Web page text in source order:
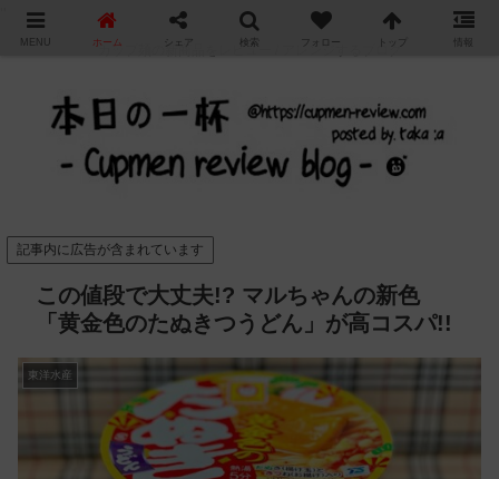
カップ麺の新商品をレビュー / アレンジするブログ
記事内に広告が含まれています
この値段で大丈夫!? マルちゃんの新色
「黄金色のたぬきつうどん」が高コスパ!!
東洋水産
MENU ホーム シェア 検索 フォロー トップ 情報